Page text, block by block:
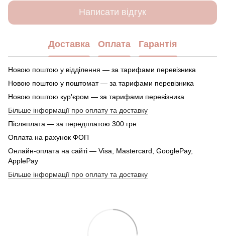
Написати відгук
Доставка Оплата Гарантія
Новою поштою у відділення — за тарифами перевізника
Новою поштою у поштомат — за тарифами перевізника
Новою поштою кур'єром — за тарифами перевізника
Більше інформації про оплату та доставку
Післяплата — за передплатою 300 грн
Оплата на рахунок ФОП
Онлайн-оплата на сайті — Visa, Mastercard, GooglePay,
ApplePay
Більше інформації про оплату та доставку